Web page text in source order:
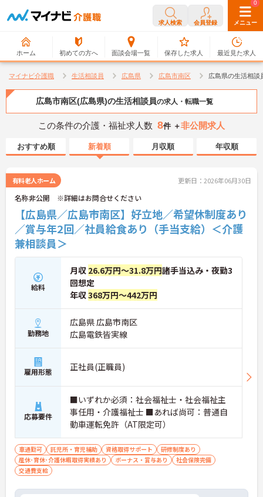
求人検索 会員登録 メニュー
ホーム 初めての方へ 面談会場一覧
0
保存した求人
0
最近見た求人
マイナビ介護職 生活相談員 広島県 広島市南区 広島県の生活相談
広島市南区(広島県)の生活相談員の求人・転職一覧
この条件の介護・福祉求人数 8件 ＋非公開求人
おすすめ順 新着順 月収順 年収順
有料老人ホーム 更新日：2026年06月30日
名称非公開 ※詳細はお問合せください
【広島県／広島市南区】好立地／希望休制度あり
／賞与年2回／社員給食あり（手当支給）＜介護
兼相談員＞
給料
月収 26.6万円～31.8万円諸手当込み・夜勤3
回想定
年収368万円～442万円
勤務地
広島県 広島市南区
広島電鉄皆実線
雇用形態 正社員(正職員)
応募要件
■いずれか必須：社会福祉士・社会福祉主
事任用・介護福祉士 ■あれば尚可：普通自
動車運転免許（AT限定可）
車通勤可 託児所・育児補助 資格取得サポート
研修制度あり
産休･育休･介護休暇取得実績あり
ボーナス・賞与あり
社会保険完備
交通費支給